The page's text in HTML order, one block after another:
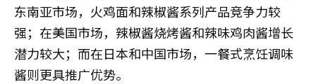
东南亚市场，火鸡面和辣椒酱系列产品竞争力较
强；在美国市场，辣椒酱烧烤酱和辣味鸡肉酱增长
潜力较大；而在日本和中国市场，一餐式烹饪调味
酱则更具推广优势。